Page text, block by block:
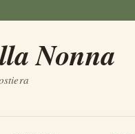
Nonna